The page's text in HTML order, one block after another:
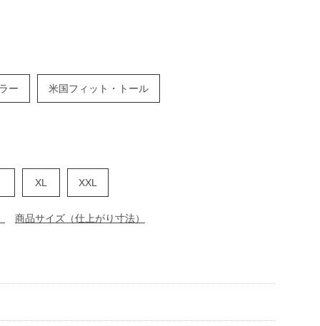
ー 米国フィット・トール
XL XXL
商品サイズ（仕上がり寸法）